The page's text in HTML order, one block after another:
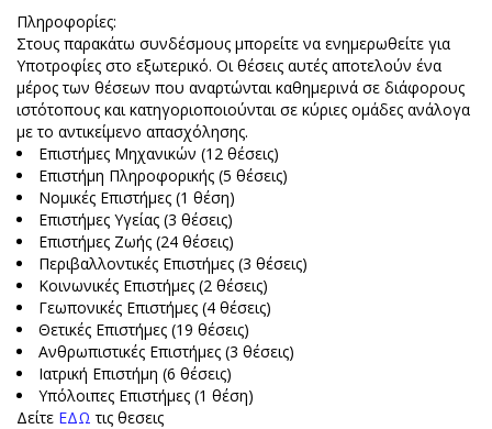
Πληροφορίες:
Στους παρακάτω συνδέσμους μπορείτε να ενημερωθείτε για
Υποτροφίες στο εξωτερικό. Οι θέσεις αυτές αποτελούν ένα
μέρος των θέσεων που αναρτώνται καθημερινά σε διάφορους
ιστότοπους και κατηγοριοποιούνται σε κύριες ομάδες ανάλογα
με το αντικείμενο απασχόλησης.
Επιστήμες Μηχανικών (12 θέσεις)
Επιστήμη Πληροφορικής (5 θέσεις)
Νομικές Επιστήμες (1 θέση)
Επιστήμες Υγείας (3 θέσεις)
Επιστήμες Ζωής (24 θέσεις)
Περιβαλλοντικές Επιστήμες (3 θέσεις)
Κοινωνικές Επιστήμες (2 θέσεις)
Γεωπονικές Επιστήμες (4 θέσεις)
Θετικές Επιστήμες (19 θέσεις)
Ανθρωπιστικές Επιστήμες (3 θέσεις)
Ιατρική Επιστήμη (6 θέσεις)
Υπόλοιπες Επιστήμες (1 θέση)
Δείτε ΕΔΩτις θεσεις